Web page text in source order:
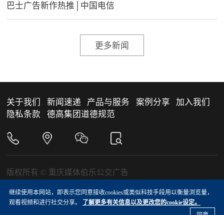
巴士广告新作热推│中国电信
更多新闻
关于我们 新闻速递 产品与服务 案例分享
加入我们
隐私条款
德高集团道德规范
版权所有 © 重庆媒体伯乐公交广告
渝公网安备 50010302000794号
继续使用本网站，即表示您同意接收cookies或类似科技手段用以衡量浏览量，
观看视频和进行社交分享。
了解更多有关信息以及更改您的cookie设定。